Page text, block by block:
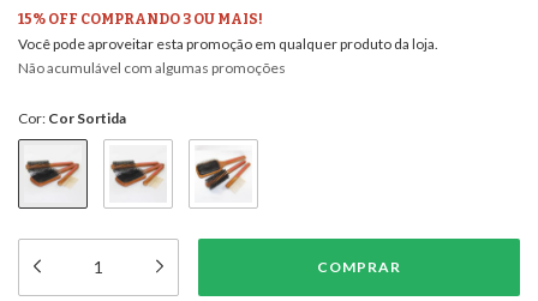
15% OFF COMPRANDO 3 OU MAIS!
Você pode aproveitar esta promoção em qualquer produto da loja.
Não acumulável com algumas promoções
Cor: Cor Sortida